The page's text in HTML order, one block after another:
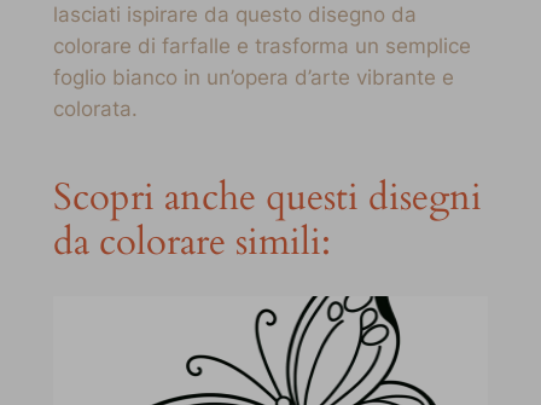
lasciati ispirare da questo disegno da
colorare di farfalle e trasforma un semplice
foglio bianco in un’opera d’arte vibrante e
colorata.
Scopri anche questi disegni
da colorare simili: